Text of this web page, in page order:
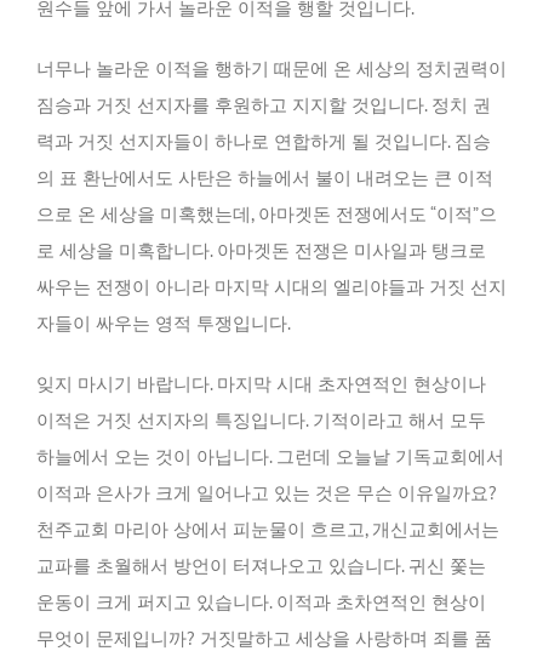
원수들 앞에 가서 놀라운 이적을 행할 것입니다.
너무나 놀라운 이적을 행하기 때문에 온 세상의 정치권력이
짐승과 거짓 선지자를 후원하고 지지할 것입니다. 정치 권
력과 거짓 선지자들이 하나로 연합하게 될 것입니다. 짐승
의 표 환난에서도 사탄은 하늘에서 불이 내려오는 큰 이적
으로 온 세상을 미혹했는데, 아마겟돈 전쟁에서도 “이적”으
로 세상을 미혹합니다. 아마겟돈 전쟁은 미사일과 탱크로
싸우는 전쟁이 아니라 마지막 시대의 엘리야들과 거짓 선지
자들이 싸우는 영적 투쟁입니다.
잊지 마시기 바랍니다. 마지막 시대 초자연적인 현상이나
이적은 거짓 선지자의 특징입니다. 기적이라고 해서 모두
하늘에서 오는 것이 아닙니다. 그런데 오늘날 기독교회에서
이적과 은사가 크게 일어나고 있는 것은 무슨 이유일까요?
천주교회 마리아 상에서 피눈물이 흐르고, 개신교회에서는
교파를 초월해서 방언이 터져나오고 있습니다. 귀신 쫓는
운동이 크게 퍼지고 있습니다. 이적과 초차연적인 현상이
무엇이 문제입니까? 거짓말하고 세상을 사랑하며 죄를 품